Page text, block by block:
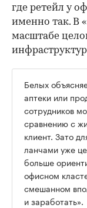
где ретейл у
именно так. В
масштабе
Белых
аптеки или
сотрудников
сравнению с
клиент. Зато
ланчами уже
больше
офисном
смешанном
и заработать».